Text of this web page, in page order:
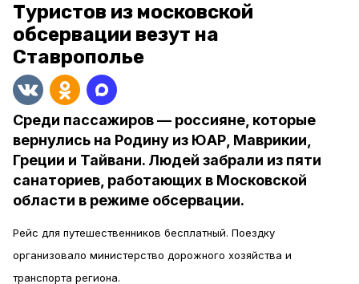
Туристов из московской
обсервации везут на
Ставрополье
Среди пассажиров — россияне, которые
вернулись на Родину из ЮАР, Маврикии,
Греции и Тайвани. Людей забрали из пяти
санаториев, работающих в Московской
области в режиме обсервации.
Рейс для путешественников бесплатный. Поездку
организовало министерство дорожного хозяйства и
транспорта региона.